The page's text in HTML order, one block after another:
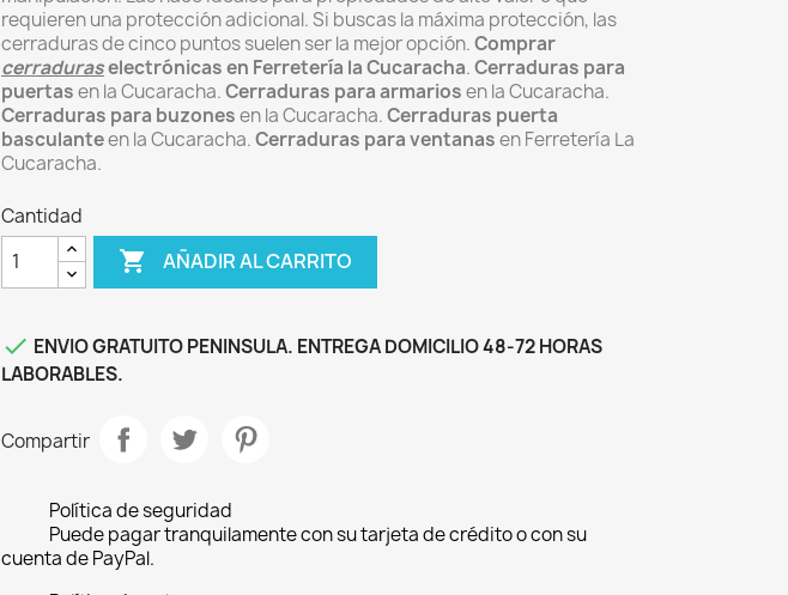
requieren una protección adicional.Si buscas la máxima protección, las
cerraduras de cinco puntos suelen ser la mejor opción.Comprar
cerraduraselectrónicas en Ferretería la Cucaracha.Cerraduras para
puertasen la Cucaracha.Cerraduras para armariosen la Cucaracha.
Cerraduras para buzonesen la Cucaracha.Cerraduras puerta
basculanteen la Cucaracha.Cerraduras para ventanasen Ferretería La
Cucaracha.
Cantidad
 AÑADIR AL CARRITO
 ENVIO GRATUITO PENINSULA. ENTREGA DOMICILIO 48-72 HORAS
LABORABLES.
Compartir
Política de seguridad
Puede pagar tranquilamente con su tarjeta de crédito o con su
cuenta de PayPal.